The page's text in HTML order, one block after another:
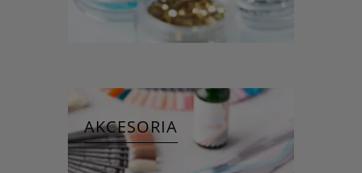
AKCESORIA